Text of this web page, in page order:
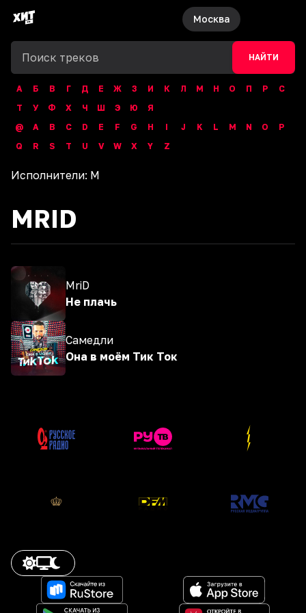
Москва
НАЙТИ
А Б В Г Д Е Ж З И К Л М Н О П Р
С
Т
У Ф Х Ч Ш Э Ю
Я
@
A B C D E F G H I J K L M N O
P
Q
R S T U V W X Y Z
Исполнители: M
MRID
MriD
Не плачь
Самедли
Она в моём Тик Ток